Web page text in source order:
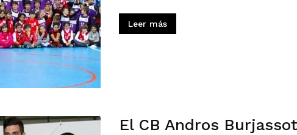
Leer más
El CB Andros